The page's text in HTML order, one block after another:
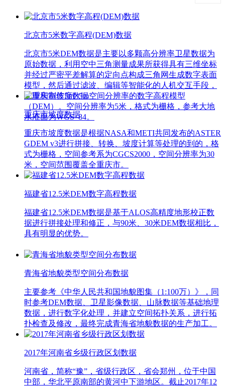
北京市5米数字高程(DEM)数据
北京市5米DEM数据是主要以多颗高分辨率卫星数据为
原始数据，利用空中三角测量成果所获得具有三维坐标
并经过严密平差解算的定向点构成三角网生成数字表面
模型，然后通过滤波、编辑等智能化的人机交互手段，
处理和制作5m×5m空间分辨率的数字高程模型
（DEM）。空间分辨率为5米，格式为栅格，参考大地
水准面为WGS_84。
重庆市坡度数据
重庆市坡度数据是根据NASA和METI共同发布的ASTER
GDEM v3进行拼接、转换、坡度计算等处理的到的，格
式为栅格，空间参考系为CGCS2000，空间分辨率为30
米，空间范围覆盖全重庆市。
福建省12.5米DEM数字高程数据
福建省12.5米DEM数据是基于ALOS高精度地形校正数
据进行拼接处理和修正，与90米、30米DEM数据相比，
具有明显的优势。
青海省地貌类型空间分布数据
主要参考《中华人民共和国地貌图集（1:100万）》，同
时参考DEM数据、卫星影像数据、山脉数据等基础地理
数据，进行数字化处理，并建立空间拓扑关系，进行拓
扑检查及修改，最终完成青海省地貌数据的生产加工。
2017年河南省乡级行政区划数据
河南省，简称“豫”，省级行政区，省会郑州，位于中国
中部，华北平原南部的黄河中下游地区。截止2017年12